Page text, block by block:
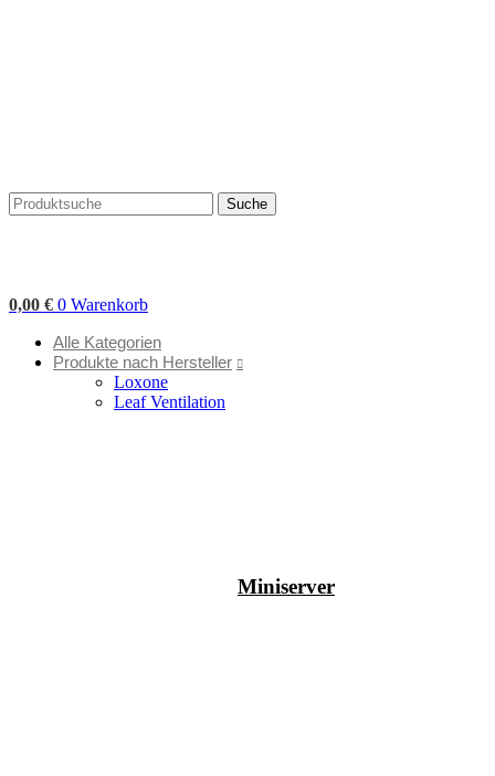
Suche
0,00 € 0 Warenkorb
Alle Kategorien
Produkte nach Hersteller
Loxone
Leaf Ventilation
Miniserver